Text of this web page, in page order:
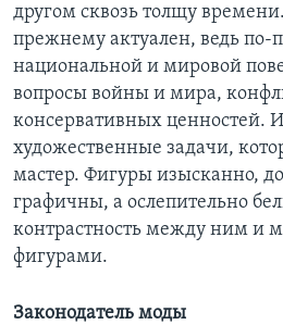
другом сквозь толщу
прежнему актуален, ведь по-
национальной и мировой
вопросы войны и мира,
консервативных ценностей.
художественные задачи,
мастер. Фигуры изысканно,
графичны, а ослепительно
контрастность между ним и
фигурами.
Законодатель моды